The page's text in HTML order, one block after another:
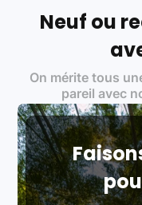
Labels
traitement
Produits
rigoureux
fonction des
Respect des
référentiel
Neuf ou
On mérite tous
pareil avec